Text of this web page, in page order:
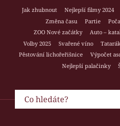
Jak zhubnout Nejlepší filmy 2024
Změna času
Partie
ZOO Nové začátky
Auto –
Volby 2025
Svařené víno
Pěstování lichořeřišnice
Výpočet
Nejlepší palačinky